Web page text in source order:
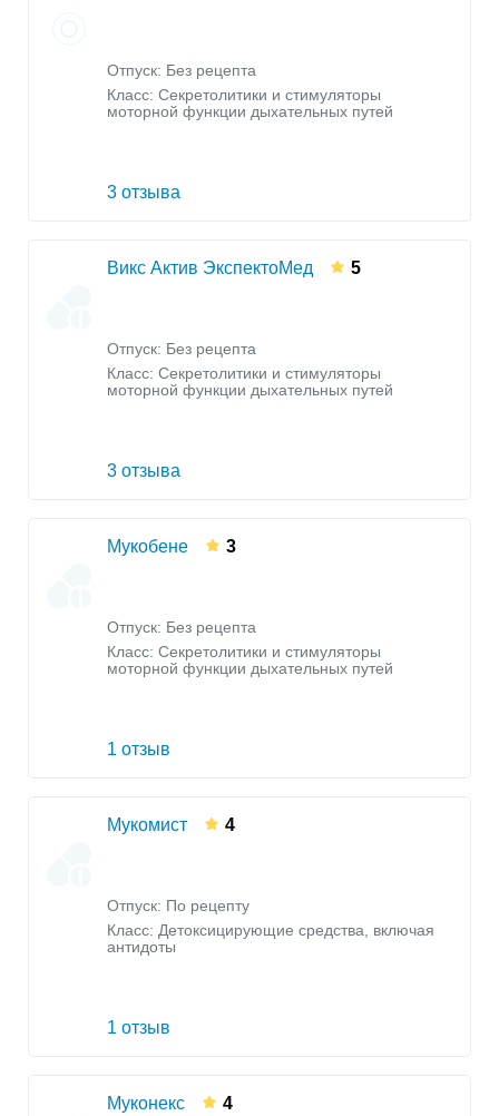
Отпуск: Без рецепта
Класс: Секретолитики и стимуляторы
моторной функции дыхательных путей
3 отзыва
Викс Актив ЭкспектоМед 5
Отпуск: Без рецепта
Класс: Секретолитики и стимуляторы
моторной функции дыхательных путей
3 отзыва
Мукобене 3
Отпуск: Без рецепта
Класс: Секретолитики и стимуляторы
моторной функции дыхательных путей
1 отзыв
Мукомист 4
Отпуск: По рецепту
Класс: Детоксицирующие средства, включая
антидоты
1 отзыв
Муконекс 4